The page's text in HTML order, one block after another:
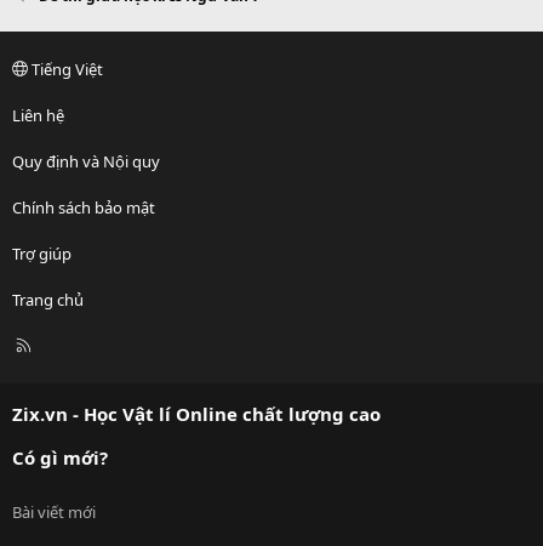
Tiếng Việt
Liên hệ
Quy định và Nội quy
Chính sách bảo mật
Trợ giúp
Trang chủ
R
Zix.vn - Học Vật lí Online chất lượng cao
Có gì mới?
Bài viết mới